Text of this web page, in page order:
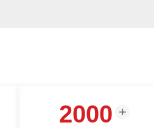
2000